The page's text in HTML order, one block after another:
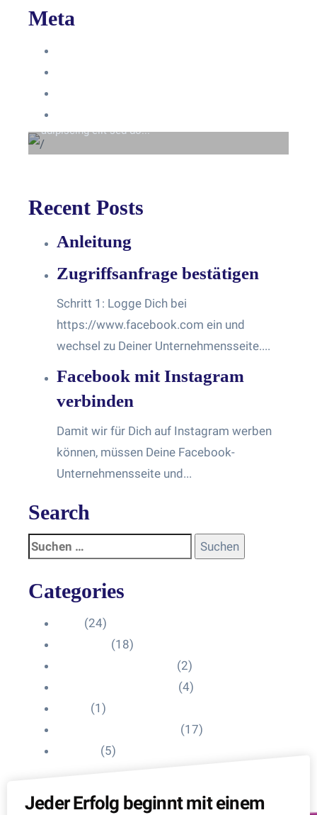
Meta
Beyond the tree line
adipiscing elit sed do...
Recent Posts
Anleitung
Zugriffsanfrage bestätigen
Schritt 1: Logge Dich bei
https://www.facebook.com ein und
wechsel zu Deiner Unternehmensseite....
Facebook mit Instagram
verbinden
Damit wir für Dich auf Instagram werben
können, müssen Deine Facebook-
Unternehmensseite und...
Search
Categories
(24)
(18)
(2)
(4)
(1)
(17)
(5)
Jeder Erfolg beginnt mit einem